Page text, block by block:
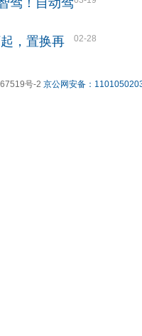
02-28
，置换再
号-2 京公网安备：